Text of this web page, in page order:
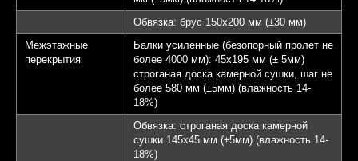
Обвязка: брус 150х200 мм (±30 мм)
Межэтажные
перекрытия
Балки усиленные (безопорный пролет не
более 4000 мм): 45х195 мм (± 5мм)
строганая доска камерной сушки, шаг не
более 580 мм (±5мм) (влажность 14-
18%)
Обвязка: строганая доска камерной
сушки 145х45 мм (±5мм) (влажность 14-
18%)